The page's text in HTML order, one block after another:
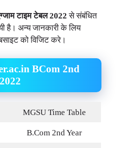
टाइम टेबल 2022 से संबंधित
है। अन्य जानकारी के लिय
को विजिट करे।
BCom 2nd
MGSU Time Table
B.Com 2nd Year